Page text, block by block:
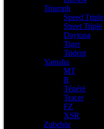
Triumph
Speed Triple
Street Triple
Daytona
Tiger
Trident
Yamaha
MT
R
Ténéré
Tracer
FZ
XSR
Zubehör